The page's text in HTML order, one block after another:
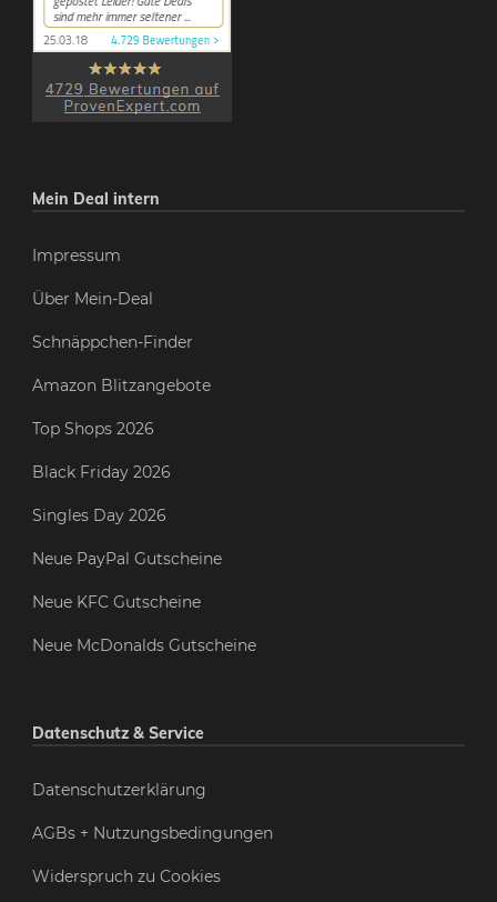
Mein Deal intern
Impressum
Über Mein-Deal
Schnäppchen-Finder
Amazon Blitzangebote
Top Shops 2026
Black Friday 2026
Singles Day 2026
Neue PayPal Gutscheine
Neue KFC Gutscheine
Neue McDonalds Gutscheine
Datenschutz & Service
Datenschutzerklärung
AGBs + Nutzungsbedingungen
Widerspruch zu Cookies